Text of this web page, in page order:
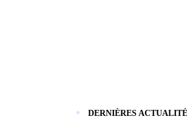
DERNIÈRES